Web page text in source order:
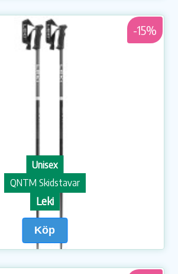
-15%
Unisex
QNTM Skidstavar
Leki
Köp